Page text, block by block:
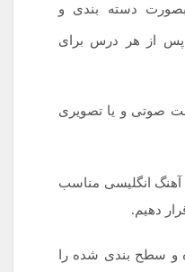
دسته بندی و
پس از هر درس برای
صوتی و یا تصویری
انگلیسی مناسب
دهیم.
و سطح بندی شده را